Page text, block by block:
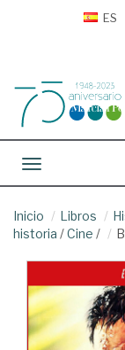
ES
Toggle
Inicio Libros
historia /Cine /